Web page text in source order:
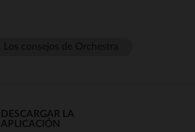
DESCARGAR LA
APLICACIÓN